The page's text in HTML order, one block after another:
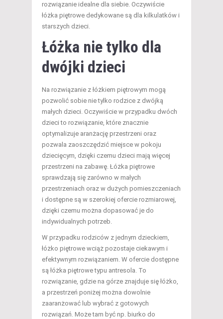
rozwiązanie idealne dla siebie. Oczywiście
łóżka piętrowe dedykowane są dla kilkulatków i
starszych dzieci.
Łóżka nie tylko dla
dwójki dzieci
Na rozwiązanie z łóżkiem piętrowym mogą
pozwolić sobie nie tylko rodzice z dwójką
małych dzieci. Oczywiście w przypadku dwóch
dzieci to rozwiązanie, które znacznie
optymalizuje aranżację przestrzeni oraz
pozwala zaoszczędzić miejsce w pokoju
dziecięcym, dzięki czemu dzieci mają więcej
przestrzeni na zabawę. Łóżka piętrowe
sprawdzają się zarówno w małych
przestrzeniach oraz w dużych pomieszczeniach
i dostępne są w szerokiej ofercie rozmiarowej,
dzięki czemu można dopasować je do
indywidualnych potrzeb.
W przypadku rodziców z jednym dzieckiem,
łóżko piętrowe wciąż pozostaje ciekawym i
efektywnym rozwiązaniem. W ofercie dostępne
są łóżka piętrowe typu antresola. To
rozwiązanie, gdzie na górze znajduje się łóżko,
a przestrzeń poniżej można dowolnie
zaaranżować lub wybrać z gotowych
rozwiązań. Może tam być np. biurko do